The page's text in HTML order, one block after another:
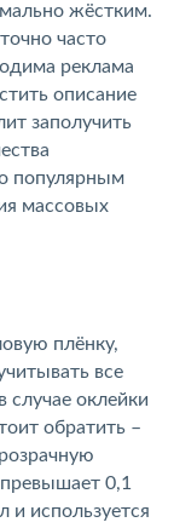
жёстким.
часто
реклама
описание
заполучить
популярным
массовых
плёнку,
все
случае оклейки
обратить –
0,1
и используется